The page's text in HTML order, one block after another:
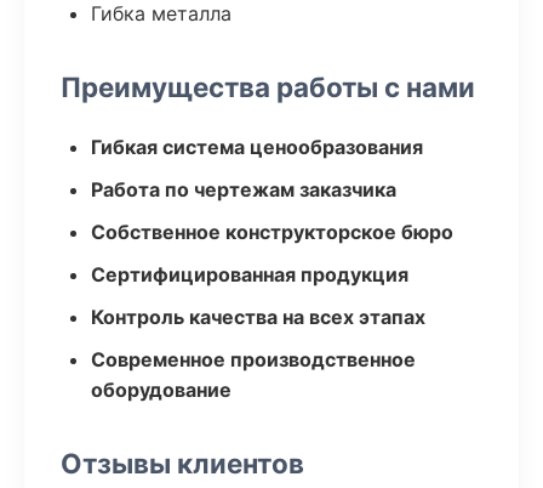
Гибка металла
Преимущества работы с нами
Гибкая система ценообразования
Работа по чертежам заказчика
Собственное конструкторское бюро
Сертифицированная продукция
Контроль качества на всех этапах
Современное производственное
оборудование
Отзывы клиентов